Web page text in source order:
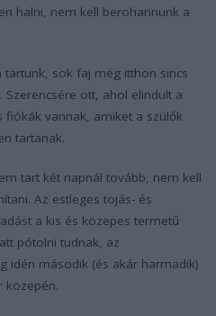
halni, nem kell berohannunk a
tartunk, sok faj még itthon sincs
ott, ahol elindult a
vannak, amiket a szülők
tartanak.
tart két napnál tovább, nem kell
Az estleges tojás- és
a kis és közepes termetű
pótolni tudnak, az
idén második (és akár harmadik)
közepén.